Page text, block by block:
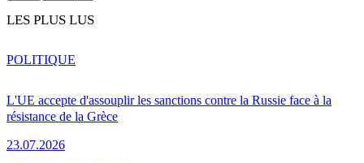
LES PLUS LUS
L'UE accepte d'assouplir les sanctions contre la Russie face à la
résistance de la Grèce
23.07.2026
POLITIQUE